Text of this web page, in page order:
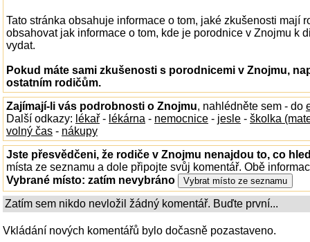
Tato stránka obsahuje informace o tom, jaké zkušenosti mají
obsahovat jak informace o tom, kde je porodnice v Znojmu k
vydat.
Pokud máte sami zkušenosti s porodnicemi v Znojmu,
ostatním rodičům.
Zajímají-li vás podrobnosti o Znojmu, nahlédněte sem - do
Další odkazy: lékař - lékárna - nemocnice - jesle - školka
volný čas - nákupy
Jste přesvědčeni, že rodiče v Znojmu nenajdou to, co
místa ze seznamu a dole připojte svůj komentář. Obě
Vybrané místo: zatím nevybráno
Zatím sem nikdo nevložil žádný komentář. Buďte první...
Vkládání nových komentářů bylo dočasně pozastaveno.